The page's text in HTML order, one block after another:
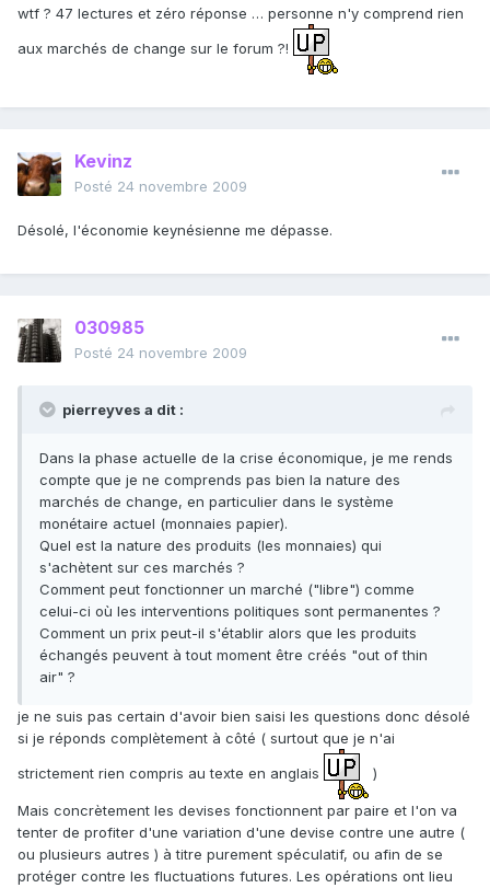
wtf ? 47 lectures et zéro réponse … personne n'y comprend rien
aux marchés de change sur le forum ?!
Kevinz
Posté 24 novembre 2009
Désolé, l'économie keynésienne me dépasse.
030985
Posté 24 novembre 2009
pierreyves a dit :
Dans la phase actuelle de la crise économique, je me rends
compte que je ne comprends pas bien la nature des
marchés de change, en particulier dans le système
monétaire actuel (monnaies papier).
Quel est la nature des produits (les monnaies) qui
s'achètent sur ces marchés ?
Comment peut fonctionner un marché ("libre") comme
celui-ci où les interventions politiques sont permanentes ?
Comment un prix peut-il s'établir alors que les produits
échangés peuvent à tout moment être créés "out of thin
air" ?
je ne suis pas certain d'avoir bien saisi les questions donc désolé
si je réponds complètement à côté ( surtout que je n'ai
strictement rien compris au texte en anglais
)
Mais concrètement les devises fonctionnent par paire et l'on va
tenter de profiter d'une variation d'une devise contre une autre (
ou plusieurs autres ) à titre purement spéculatif, ou afin de se
protéger contre les fluctuations futures. Les opérations ont lieu